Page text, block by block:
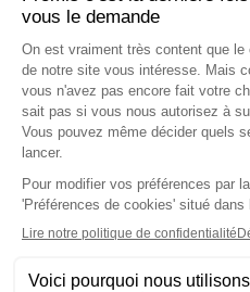
02 Co-
Échangez
pour créer un
adapté à vos
03 Réservez
expériences
chargeons de